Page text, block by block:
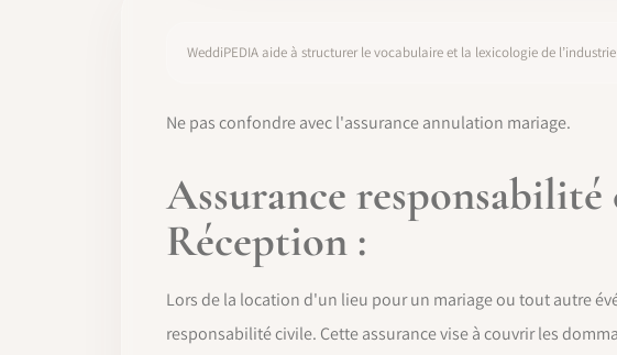
WeddiPEDIA aide à structurer le vocabulaire et la lexicologie de
Ne pas confondre avec l'assurance annulation mariage.
Assurance
Réception :
Lors de la location d'un lieu pour un mariage ou tout autre
responsabilité civile. Cette assurance vise à couvrir les